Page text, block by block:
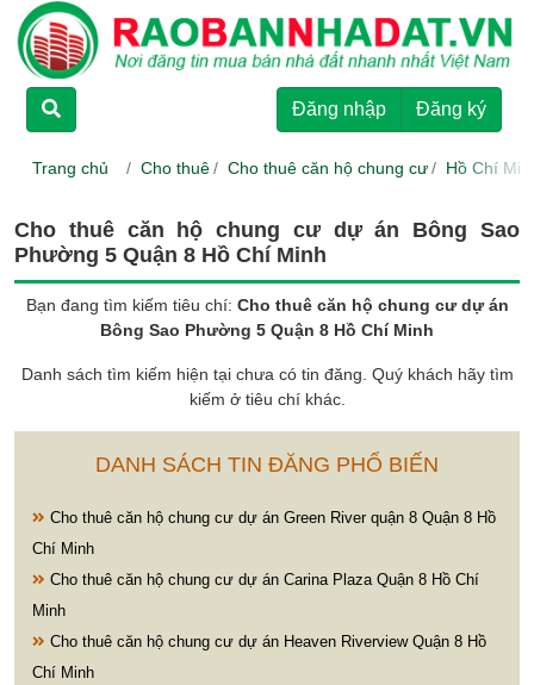
Đăng nhập Đăng ký
Trang chủ Cho thuê Cho thuê căn hộ chung cư Hồ Chí
Cho thuê căn hộ chung cư dự án Bông Sao
Phường 5 Quận 8 Hồ Chí Minh
Bạn đang tìm kiếm tiêu chí: Cho thuê căn hộ chung cư dự án
Bông Sao Phường 5 Quận 8 Hồ Chí Minh
Danh sách tìm kiếm hiện tại chưa có tin đăng. Quý khách hãy tìm
kiếm ở tiêu chí khác.
DANH SÁCH TIN ĐĂNG PHỔ BIẾN
Cho thuê căn hộ chung cư dự án Green River quận 8 Quận 8 Hồ
Chí Minh
Cho thuê căn hộ chung cư dự án Carina Plaza Quận 8 Hồ Chí
Minh
Cho thuê căn hộ chung cư dự án Heaven Riverview Quận 8 Hồ
Chí Minh
TRANG CHỦ
CHO THUÊ
DỰ ÁN
LIÊN HỆ